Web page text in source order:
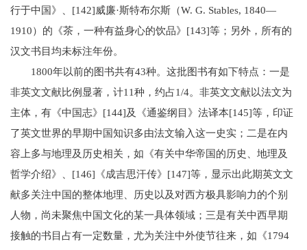
行于中国》、[142]威廉·斯特布尔斯（W. G. Stables, 1840—
1910）的《茶，一种有益身心的饮品》[143]等；另外，所有的
汉文书目均未标注年份。
1800年以前的图书共有43种。这批图书有如下特点：一是
非英文文献比例显著，计11种，约占1/4。非英文文献以法文为
主体，有《中国志》[144]及《通鉴纲目》法译本[145]等，印证
了英文世界的早期中国知识多由法文输入这一史实；二是在内
容上多与地理及历史相关，如《有关中华帝国的历史、地理及
哲学介绍》、[146]《成吉思汗传》[147]等，显示出此期英文文
献多关注中国的整体地理、历史以及对西方极具影响力的个别
人物，尚未聚焦中国文化的某一具体领域；三是有关中西早期
接触的书目占有一定数量，尤为关注中外使节往来，如《1794